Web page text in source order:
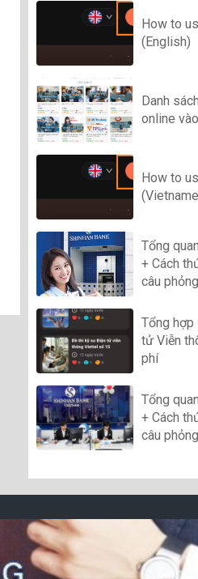
How to
(English)
Danh
online
How to
Tổng
+ Cách
câu
Tổng
tử Viễn
phí
Tổng
+ Cách
câu